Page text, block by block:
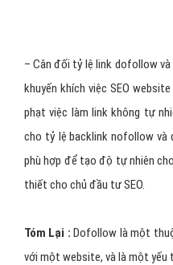
– Cân đối tỷ lệ link dofollow
khuyến khích việc SEO
phạt việc làm link không tự
cho tỷ lệ backlink nofollow
phù hợp để tạo độ tự nhiên
thiết cho chủ đầu tư SEO.
Tóm Lại : Dofollow là một
với một website, và là một yếu